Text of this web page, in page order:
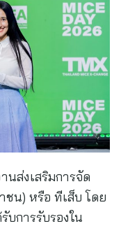
นส่งเสริมการจัด
ชน) หรือ ทีเส็บ โดย
การรับรองใน